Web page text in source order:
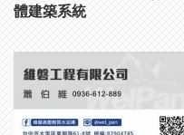
體建築系統